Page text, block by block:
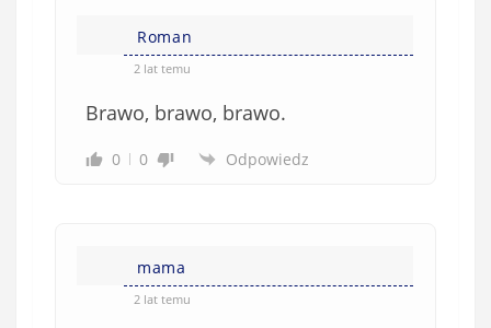
Roman
2 lat temu
Brawo, brawo, brawo.
0 0 Odpowiedz
mama
2 lat temu